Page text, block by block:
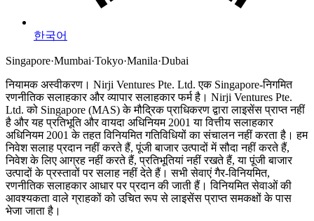
한국어
Singapore·Mumbai·Tokyo·Manila·Dubai
नियामक अस्वीकरण। Nirji Ventures Pte. Ltd. एक Singapore-निगमित
रणनीतिक सलाहकार और व्यापार सलाहकार फर्म है। Nirji Ventures Pte.
Ltd. को Singapore (MAS) के मौद्रिक प्राधिकरण द्वारा लाइसेंस प्राप्त नहीं
है और यह प्रतिभूति और वायदा अधिनियम 2001 या वित्तीय सलाहकार
अधिनियम 2001 के तहत विनियमित गतिविधियों का संचालन नहीं करता है। हम
निवेश सलाह प्रदान नहीं करते हैं, पूंजी बाजार उत्पादों में सौदा नहीं करते हैं,
निवेश के लिए आग्रह नहीं करते हैं, प्रतिभूतियां नहीं रखते हैं, या पूंजी बाजार
उत्पादों के प्रस्तावों पर सलाह नहीं देते हैं। सभी सेवाएं गैर-विनियमित,
रणनीतिक सलाहकार आधार पर प्रदान की जाती हैं। विनियमित सेवाओं की
आवश्यकता वाले ग्राहकों को उचित रूप से लाइसेंस प्राप्त समकक्षों के पास
भेजा जाता है।